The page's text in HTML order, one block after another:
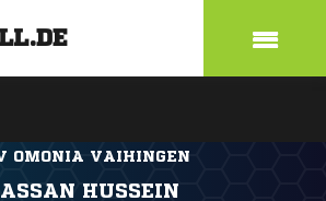
OMONIA VAIHINGEN
HUSSEIN